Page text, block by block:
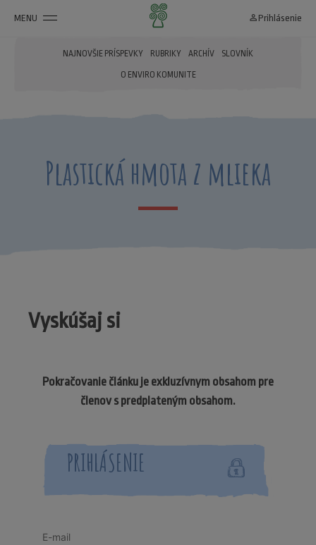
MENU person_outline Prihlásenie
NAJNOVŠIE PRÍSPEVKY RUBRIKY ARCHÍV SLOVNÍK
O ENVIRO KOMUNITE
Plastická hmota z mlieka
Vyskúšaj si
Pokračovanie článku je exkluzívnym obsahom pre
členov s predplateným obsahom.
PRIHLÁSENIE